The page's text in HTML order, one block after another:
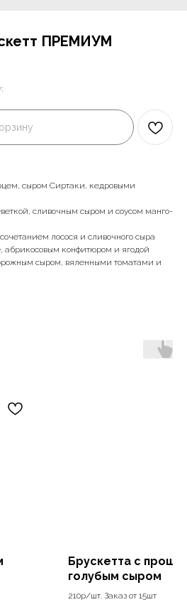
ПРЕМИУМ
сыром Сиртаки, кедровыми
сливочным сыром и соусом манго-
лосося и сливочного сыра
абрикосовым конфитюром и ягодой
сыром, вяленными томатами и
Брускетта с
голубым сыром
210р/шт. Заказ от 15шт